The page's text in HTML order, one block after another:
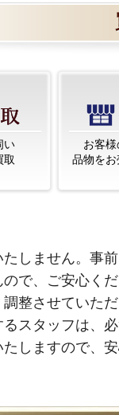
い
取
お客
品物をお
しません。事
で、ご安心く
整させていただ
るスタッフは、
しますので、